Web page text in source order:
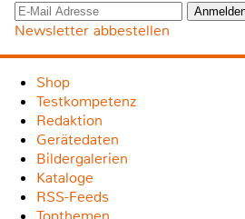
Newsletter abbestellen
Shop
Testkompetenz
Redaktion
Gerätedaten
Bildergalerien
Kataloge
RSS-Feeds